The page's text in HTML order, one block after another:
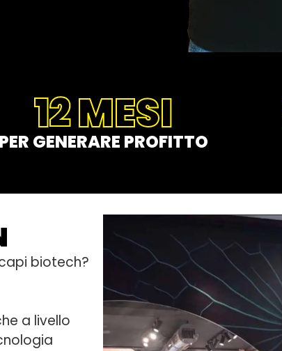
12 MESI
PER GENERARE PROFITTO
biotech?
a livello